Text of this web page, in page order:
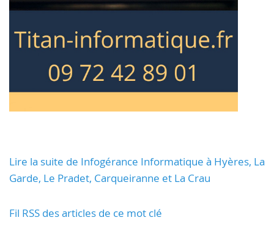
Lire la suite de Infogérance Informatique à Hyères, La
Garde, Le Pradet, Carqueiranne et La Crau
Fil RSS des articles de ce mot clé